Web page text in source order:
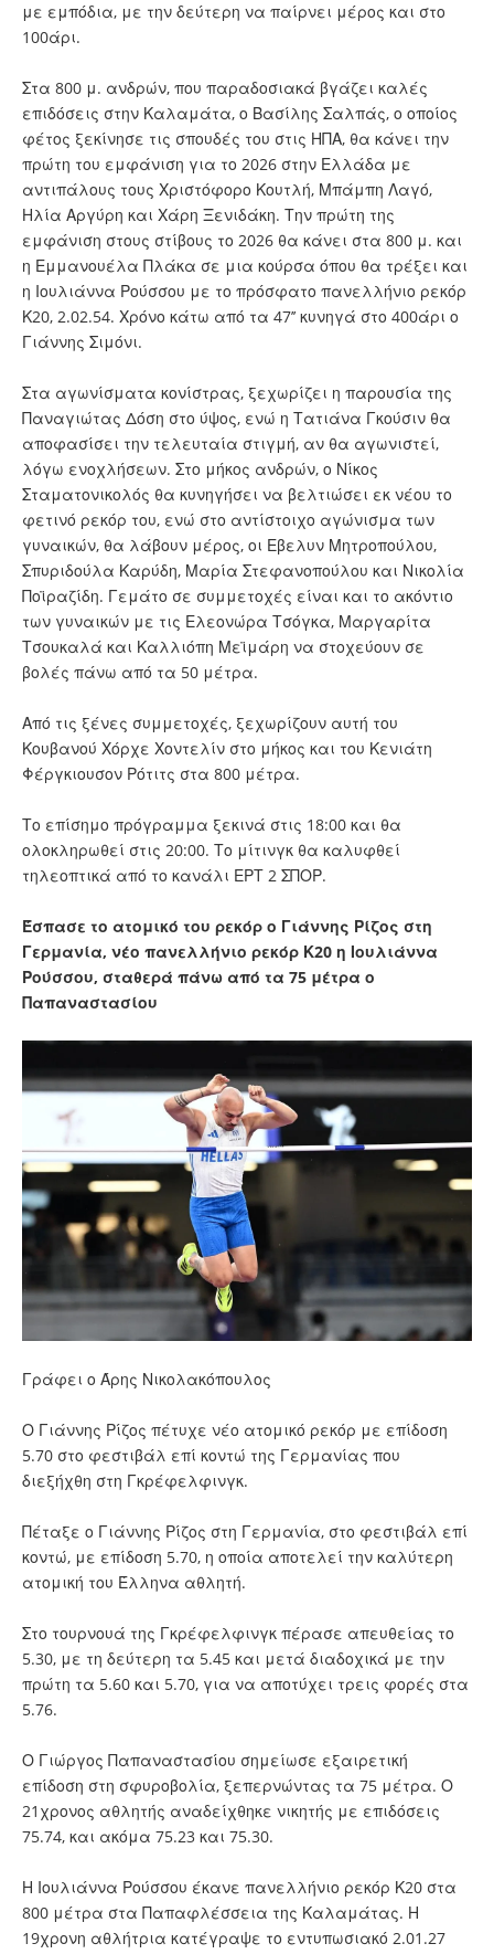
με εμπόδια, με την δεύτερη να παίρνει μέρος και στο
100άρι.
Στα 800 μ. ανδρών, που παραδοσιακά βγάζει καλές
επιδόσεις στην Καλαμάτα, ο Βασίλης Σαλπάς, ο οποίος
φέτος ξεκίνησε τις σπουδές του στις ΗΠΑ, θα κάνει την
πρώτη του εμφάνιση για το 2026 στην Ελλάδα με
αντιπάλους τους Χριστόφορο Κουτλή, Μπάμπη Λαγό,
Ηλία Αργύρη και Χάρη Ξενιδάκη. Την πρώτη της
εμφάνιση στους στίβους το 2026 θα κάνει στα 800 μ. και
η Εμμανουέλα Πλάκα σε μια κούρσα όπου θα τρέξει και
η Ιουλιάννα Ρούσσου με το πρόσφατο πανελλήνιο ρεκόρ
Κ20, 2.02.54. Χρόνο κάτω από τα 47’’ κυνηγά στο 400άρι ο
Γιάννης Σιμόνι.
Στα αγωνίσματα κονίστρας, ξεχωρίζει η παρουσία της
Παναγιώτας Δόση στο ύψος, ενώ η Τατιάνα Γκούσιν θα
αποφασίσει την τελευταία στιγμή, αν θα αγωνιστεί,
λόγω ενοχλήσεων. Στο μήκος ανδρών, ο Νίκος
Σταματονικολός θα κυνηγήσει να βελτιώσει εκ νέου το
φετινό ρεκόρ του, ενώ στο αντίστοιχο αγώνισμα των
γυναικών, θα λάβουν μέρος, οι Εβελυν Μητροπούλου,
Σπυριδούλα Καρύδη, Μαρία Στεφανοπούλου και Νικολία
Ποϊραζίδη. Γεμάτο σε συμμετοχές είναι και το ακόντιο
των γυναικών με τις Ελεονώρα Τσόγκα, Μαργαρίτα
Τσουκαλά και Καλλιόπη Μεϊμάρη να στοχεύουν σε
βολές πάνω από τα 50 μέτρα.
Από τις ξένες συμμετοχές, ξεχωρίζουν αυτή του
Κουβανού Χόρχε Χοντελίν στο μήκος και του Κενιάτη
Φέργκιουσον Ρότιτς στα 800 μέτρα.
Το επίσημο πρόγραμμα ξεκινά στις 18:00 και θα
ολοκληρωθεί στις 20:00. Το μίτινγκ θα καλυφθεί
τηλεοπτικά από το κανάλι ΕΡΤ 2 ΣΠΟΡ.
Έσπασε το ατομικό του ρεκόρ ο Γιάννης Ρίζος στη
Γερμανία, νέο πανελλήνιο ρεκόρ Κ20 η Ιουλιάννα
Ρούσσου, σταθερά πάνω από τα 75 μέτρα ο
Παπαναστασίου
Γράφει ο Άρης Νικολακόπουλος
Ο Γιάννης Ρίζος πέτυχε νέο ατομικό ρεκόρ με επίδοση
5.70 στο φεστιβάλ επί κοντώ της Γερμανίας που
διεξήχθη στη Γκρέφελφινγκ.
Πέταξε ο Γιάννης Ρίζος στη Γερμανία, στο φεστιβάλ επί
κοντώ, με επίδοση 5.70, η οποία αποτελεί την καλύτερη
ατομική του Έλληνα αθλητή.
Στο τουρνουά της Γκρέφελφινγκ πέρασε απευθείας το
5.30, με τη δεύτερη τα 5.45 και μετά διαδοχικά με την
πρώτη τα 5.60 και 5.70, για να αποτύχει τρεις φορές στα
5.76.
Ο Γιώργος Παπαναστασίου σημείωσε εξαιρετική
επίδοση στη σφυροβολία, ξεπερνώντας τα 75 μέτρα. Ο
21χρονος αθλητής αναδείχθηκε νικητής με επιδόσεις
75.74, και ακόμα 75.23 και 75.30.
Η Ιουλιάννα Ρούσσου έκανε πανελλήνιο ρεκόρ Κ20 στα
800 μέτρα στα Παπαφλέσσεια της Καλαμάτας. Η
19χρονη αθλήτρια κατέγραψε το εντυπωσιακό 2.01.27